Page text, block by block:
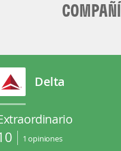
Delta
1 opiniones